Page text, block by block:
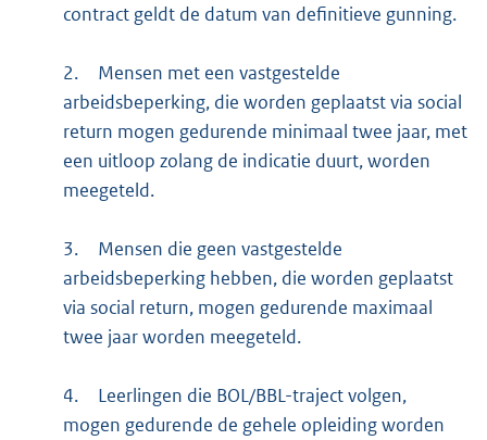
contract geldt de datum van definitieve gunning.
2.
Mensen met een vastgestelde
arbeidsbeperking, die worden geplaatst via social
return mogen gedurende minimaal twee jaar, met
een uitloop zolang de indicatie duurt, worden
meegeteld.
3.
Mensen die geen vastgestelde
arbeidsbeperking hebben, die worden geplaatst
via social return, mogen gedurende maximaal
twee jaar worden meegeteld.
4.
Leerlingen die BOL/BBL-traject volgen,
mogen gedurende de gehele opleiding worden